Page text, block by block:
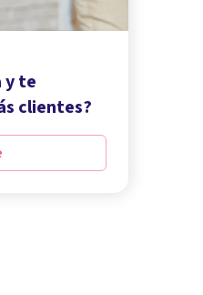
y te
clientes?